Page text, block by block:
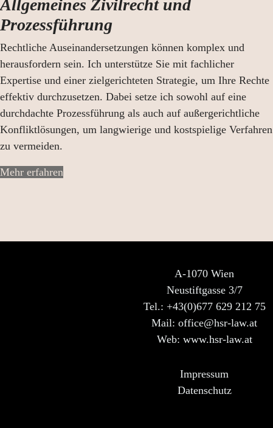
Allgemeines Zivilrecht und
Prozessführung
Rechtliche Auseinandersetzungen können komplex und
herausfordern sein. Ich unterstütze Sie mit fachlicher
Expertise und einer zielgerichteten Strategie, um Ihre Rechte
effektiv durchzusetzen. Dabei setze ich sowohl auf eine
durchdachte Prozessführung als auch auf außergerichtliche
Konfliktlösungen, um langwierige und kostspielige Verfahren
zu vermeiden.
Mehr erfahren
A-1070 Wien
Neustiftgasse 3/7
Tel.: +43(0)677 629 212 75
Mail: office@hsr-law.at
Web: www.hsr-law.at
Impressum
Datenschutz